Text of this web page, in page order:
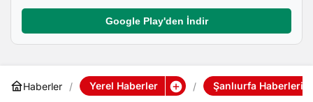
Google Play'den İndir
Haberler Yerel Haberler Şanlıurfa Haberleri